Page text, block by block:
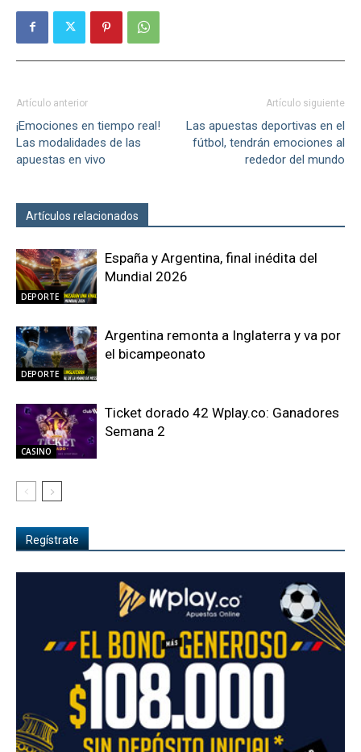
Artículo anterior
¡Emociones en tiempo real!
Las modalidades de las
apuestas en vivo
Artículo siguiente
Las apuestas deportivas en el
fútbol, tendrán emociones al
rededor del mundo
Artículos relacionados
DEPORTE
España y Argentina, final inédita del
Mundial 2026
DEPORTE
Argentina remonta a Inglaterra y va por
el bicampeonato
CASINO
Ticket dorado 42 Wplay.co: Ganadores
Semana 2
Regístrate